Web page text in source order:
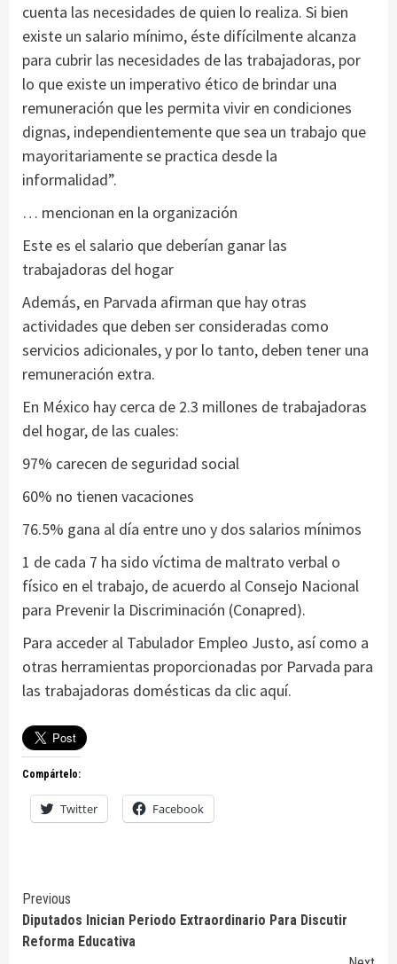
cuenta las necesidades de quien lo realiza. Si bien
existe un salario mínimo, éste difícilmente alcanza
para cubrir las necesidades de las trabajadoras, por
lo que existe un imperativo ético de brindar una
remuneración que les permita vivir en condiciones
dignas, independientemente que sea un trabajo que
mayoritariamente se practica desde la
informalidad”.
… mencionan en la organización
Este es el salario que deberían ganar las
trabajadoras del hogar
Además, en Parvada afirman que hay otras
actividades que deben ser consideradas como
servicios adicionales, y por lo tanto, deben tener una
remuneración extra.
En México hay cerca de 2.3 millones de trabajadoras
del hogar, de las cuales:
97% carecen de seguridad social
60% no tienen vacaciones
76.5% gana al día entre uno y dos salarios mínimos
1 de cada 7 ha sido víctima de maltrato verbal o
físico en el trabajo, de acuerdo al Consejo Nacional
para Prevenir la Discriminación (Conapred).
Para acceder al Tabulador Empleo Justo, así como a
otras herramientas proporcionadas por Parvada para
las trabajadoras domésticas da clic aquí.
Compártelo:
Twitter Facebook
Continue
Reading
Previous
Diputados Inician Periodo Extraordinario Para Discutir
Reforma Educativa